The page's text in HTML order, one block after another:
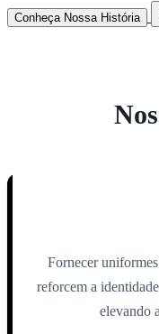
Conheça Nossa História
Fornecer
reforcem a
elevando